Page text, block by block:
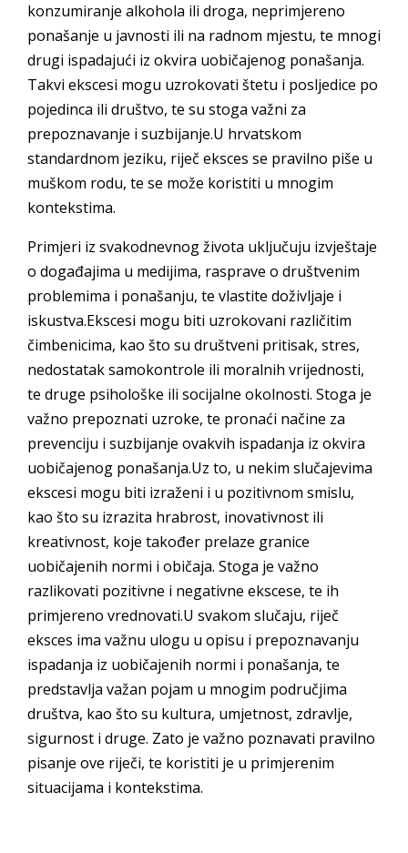
konzumiranje alkohola ili droga, neprimjereno
ponašanje u javnosti ili na radnom mjestu, te mnogi
drugi ispadajući iz okvira uobičajenog ponašanja.
Takvi ekscesi mogu uzrokovati štetu i posljedice po
pojedinca ili društvo, te su stoga važni za
prepoznavanje i suzbijanje.U hrvatskom
standardnom jeziku, riječ eksces se pravilno piše u
muškom rodu, te se može koristiti u mnogim
kontekstima.
Primjeri iz svakodnevnog života uključuju izvještaje
o događajima u medijima, rasprave o društvenim
problemima i ponašanju, te vlastite doživljaje i
iskustva.Ekscesi mogu biti uzrokovani različitim
čimbenicima, kao što su društveni pritisak, stres,
nedostatak samokontrole ili moralnih vrijednosti,
te druge psihološke ili socijalne okolnosti. Stoga je
važno prepoznati uzroke, te pronaći načine za
prevenciju i suzbijanje ovakvih ispadanja iz okvira
uobičajenog ponašanja.Uz to, u nekim slučajevima
ekscesi mogu biti izraženi i u pozitivnom smislu,
kao što su izrazita hrabrost, inovativnost ili
kreativnost, koje također prelaze granice
uobičajenih normi i običaja. Stoga je važno
razlikovati pozitivne i negativne ekscese, te ih
primjereno vrednovati.U svakom slučaju, riječ
eksces ima važnu ulogu u opisu i prepoznavanju
ispadanja iz uobičajenih normi i ponašanja, te
predstavlja važan pojam u mnogim područjima
društva, kao što su kultura, umjetnost, zdravlje,
sigurnost i druge. Zato je važno poznavati pravilno
pisanje ove riječi, te koristiti je u primjerenim
situacijama i kontekstima.